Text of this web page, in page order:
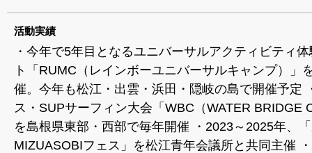
活動実績
・今年で5年目となるユニバーサルアクティビティ
ト「RUMC（レインボーユニバーサルキャンプ）」
催。今年も松江・出雲・浜田・隠岐の島で開催予定
ス・SUPサーフィン大会「WBC（WATER BRIDGE
を島根県東部・西部で毎年開催 ・2023～2025年、
MIZUASOBIフェス」を松江青年会議所と共同主催